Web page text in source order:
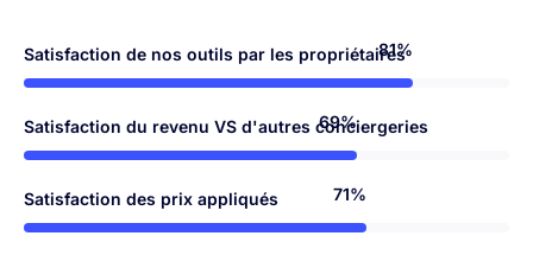
Satisfaction de nos outils par les propriétaires
Satisfaction du revenu VS d'autres conciergeries
80%
Satisfaction des prix appliqués